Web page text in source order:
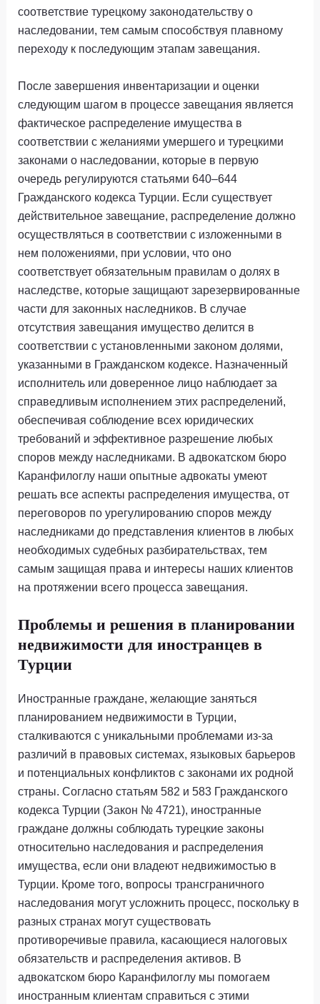
соответствие турецкому законодательству о
наследовании, тем самым способствуя плавному
переходу к последующим этапам завещания.
После завершения инвентаризации и оценки
следующим шагом в процессе завещания является
фактическое распределение имущества в
соответствии с желаниями умершего и турецкими
законами о наследовании, которые в первую
очередь регулируются статьями 640–644
Гражданского кодекса Турции. Если существует
действительное завещание, распределение должно
осуществляться в соответствии с изложенными в
нем положениями, при условии, что оно
соответствует обязательным правилам о долях в
наследстве, которые защищают зарезервированные
части для законных наследников. В случае
отсутствия завещания имущество делится в
соответствии с установленными законом долями,
указанными в Гражданском кодексе. Назначенный
исполнитель или доверенное лицо наблюдает за
справедливым исполнением этих распределений,
обеспечивая соблюдение всех юридических
требований и эффективное разрешение любых
споров между наследниками. В адвокатском бюро
Каранфилоглу наши опытные адвокаты умеют
решать все аспекты распределения имущества, от
переговоров по урегулированию споров между
наследниками до представления клиентов в любых
необходимых судебных разбирательствах, тем
самым защищая права и интересы наших клиентов
на протяжении всего процесса завещания.
Проблемы и решения в планировании
недвижимости для иностранцев в
Турции
Иностранные граждане, желающие заняться
планированием недвижимости в Турции,
сталкиваются с уникальными проблемами из-за
различий в правовых системах, языковых барьеров
и потенциальных конфликтов с законами их родной
страны. Согласно статьям 582 и 583 Гражданского
кодекса Турции (Закон № 4721), иностранные
граждане должны соблюдать турецкие законы
относительно наследования и распределения
имущества, если они владеют недвижимостью в
Турции. Кроме того, вопросы трансграничного
наследования могут усложнить процесс, поскольку в
разных странах могут существовать
противоречивые правила, касающиеся налоговых
обязательств и распределения активов. В
адвокатском бюро Каранфилоглу мы помогаем
иностранным клиентам справиться с этими